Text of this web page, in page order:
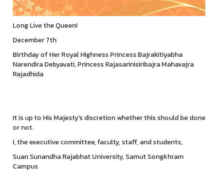
Long Live the Queen!
December 7th
Birthday of Her Royal Highness Princess Bajrakitiyabha
Narendira Debyavati, Princess Rajasarinisiribajra Mahavajra
Rajadhida
It is up to His Majesty's discretion whether this should be done
or not.
I, the executive committee, faculty, staff, and students,
Suan Sunandha Rajabhat University, Samut Songkhram
Campus